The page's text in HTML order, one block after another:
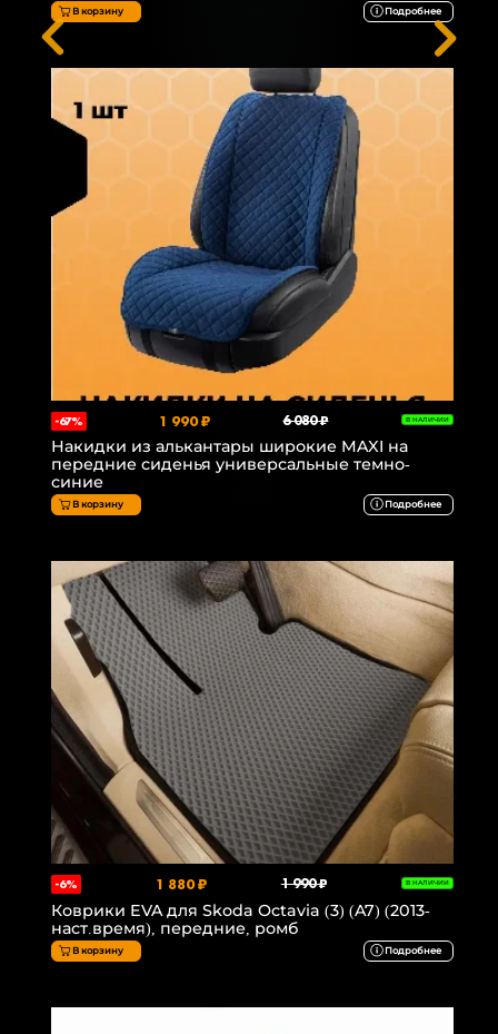
В корзину Подробнее
-67% 1 990 ₽ 6 080 ₽ В НАЛИЧИИ
Накидки из алькантары широкие MAXI на
передние сиденья универсальные темно-
синие
В корзину Подробнее
-6% 1 880 ₽ 1 990 ₽ В НАЛИЧИИ
Коврики EVA для Skoda Octavia (3) (A7) (2013-
наст.время), передние, ромб
В корзину Подробнее